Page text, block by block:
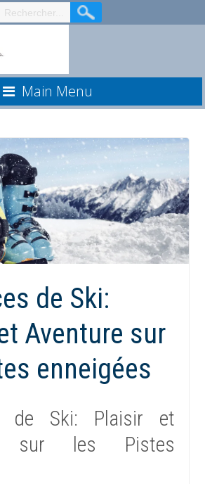
Main Menu
de Ski:
Aventure sur
enneigées
de Ski: Plaisir et
sur les Pistes